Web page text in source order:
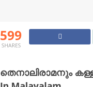
599
SHARES
തെനാലിരാമനും